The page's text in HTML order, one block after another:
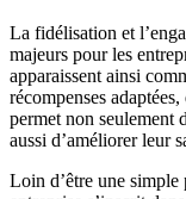
La fidélisation et
majeurs pour les
apparaissent ainsi
récompenses
permet non seulement
aussi d’améliorer leur
Loin d’être une simple